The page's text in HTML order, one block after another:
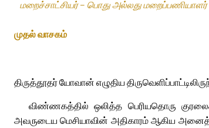
மறைச்சாட்சியர் – பொது அல்லது
முதல் வாசகம்
திருத்தூதர் யோவான் எழுதிய
விண்ணகத்தில் ஒலித்த பெரியதொரு
அவருடைய மெசியாவின் அதிகாரம் ஆகிய